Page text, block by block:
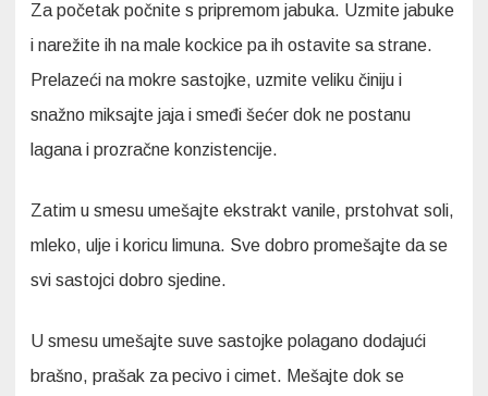
Za početak počnite s pripremom jabuka. Uzmite jabuke
i narežite ih na male kockice pa ih ostavite sa strane.
Prelazeći na mokre sastojke, uzmite veliku činiju i
snažno miksajte jaja i smeđi šećer dok ne postanu
lagana i prozračne konzistencije.
Zatim u smesu umešajte ekstrakt vanile, prstohvat soli,
mleko, ulje i koricu limuna. Sve dobro promešajte da se
svi sastojci dobro sjedine.
U smesu umešajte suve sastojke polagano dodajući
brašno, prašak za pecivo i cimet. Mešajte dok se